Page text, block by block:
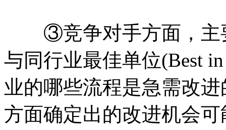
③竞争对手方面，主
与同行业最佳单位(Best
业的哪些流程是急需改
方面确定出的改进机会